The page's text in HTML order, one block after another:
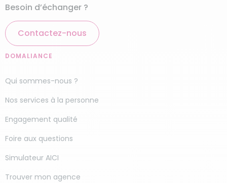
Besoin d’échanger ?
Contactez-nous
DOMALIANCE
Qui sommes-nous ?
Nos services à la personne
Engagement qualité
Foire aux questions
Simulateur AICI
Trouver mon agence